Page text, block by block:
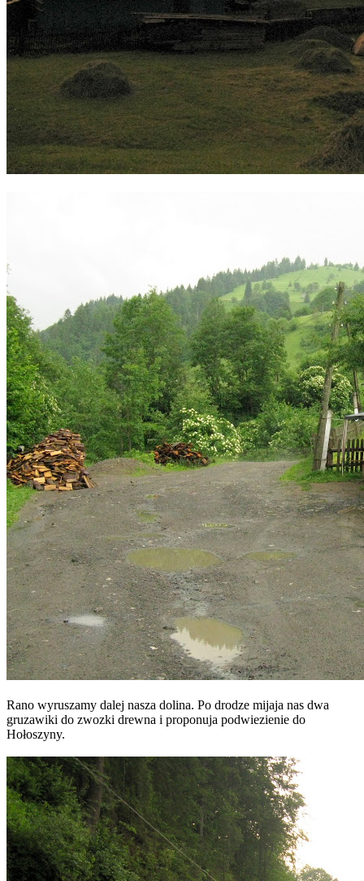
Rano wyruszamy dalej nasza dolina. Po drodze mijaja nas dwa
gruzawiki do zwozki drewna i proponuja podwiezienie do
Hołoszyny.